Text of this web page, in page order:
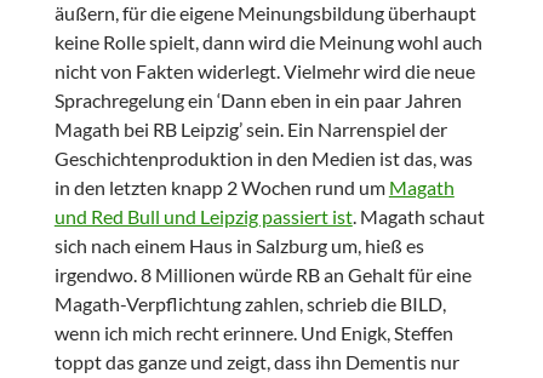
äußern, für die eigene Meinungsbildung überhaupt
keine Rolle spielt, dann wird die Meinung wohl auch
nicht von Fakten widerlegt. Vielmehr wird die neue
Sprachregelung ein ‘Dann eben in ein paar Jahren
Magath bei RB Leipzig’ sein. Ein Narrenspiel der
Geschichtenproduktion in den Medien ist das, was
in den letzten knapp 2 Wochen rund um Magath
und Red Bull und Leipzig passiert ist. Magath schaut
sich nach einem Haus in Salzburg um, hieß es
irgendwo. 8 Millionen würde RB an Gehalt für eine
Magath-Verpflichtung zahlen, schrieb die BILD,
wenn ich mich recht erinnere. Und Enigk, Steffen
toppt das ganze und zeigt, dass ihn Dementis nur